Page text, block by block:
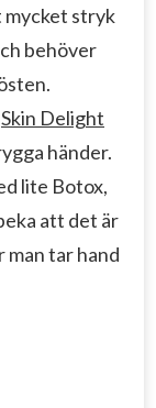
mycket stryk
behöver
Skin Delight
händer.
lite Botox,
att det är
man tar hand